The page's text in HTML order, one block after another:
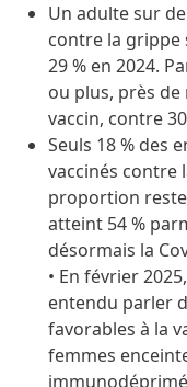
Un adulte sur
contre la grippe
29 % en 2024.
ou plus, près
vaccin, contre
Seuls 18 % des
vaccinés contre
proportion reste
atteint 54 %
désormais la
• En février
entendu parler
favorables à la
femmes